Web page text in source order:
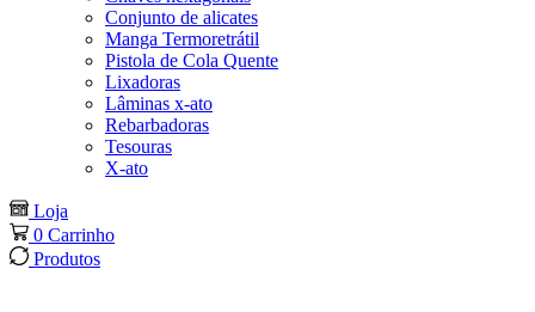
Conjunto de alicates
Manga Termoretrátil
Pistola de Cola Quente
Lixadoras
Lâminas x-ato
Rebarbadoras
Tesouras
X-ato
Loja
0 Carrinho
Produtos